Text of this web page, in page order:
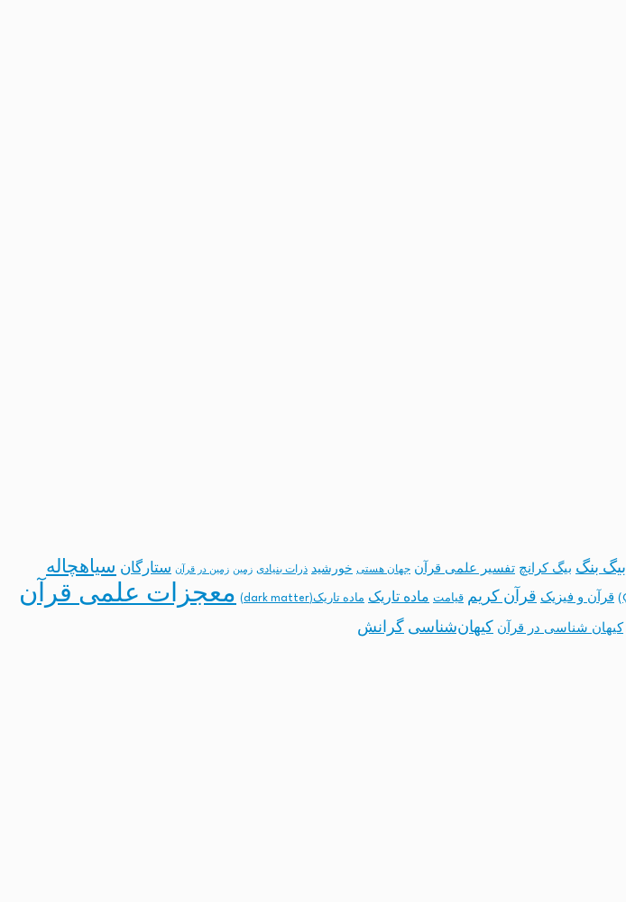
بیگ بنگ بیگ کرانچ تفسیر علمی قرآن جهان هستی خورشید ذرات بنیادی زمین زمین در قرآن ستارگان سیاهچاله
قرآن و فیزیک قرآن کریم قیامت ماده تاریک ماده تاریک(dark matter) معجزات علمی قرآن
کیهان شناسی در قرآن کیهان‌شناسی گرانش